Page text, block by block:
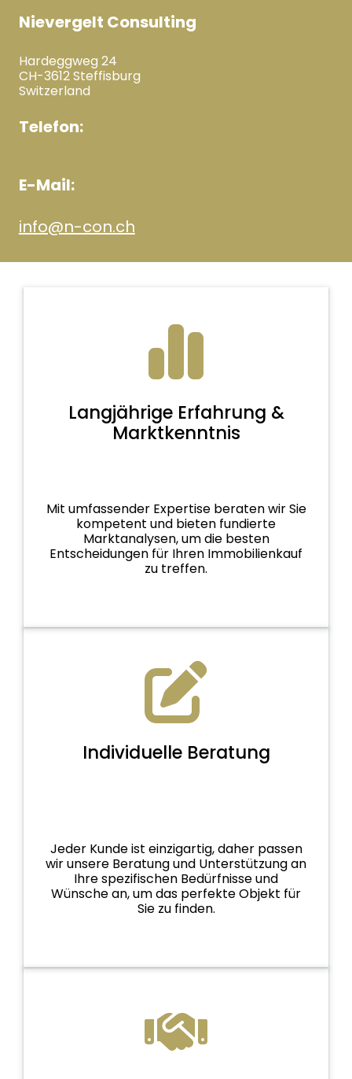
Nievergelt Consulting
Hardeggweg 24
CH-3612 Steffisburg
Switzerland
Telefon:
E-Mail:
info@n-con.ch
Langjährige Erfahrung &
Marktkenntnis
Mit umfassender Expertise beraten wir Sie
kompetent und bieten fundierte
Marktanalysen, um die besten
Entscheidungen für Ihren Immobilienkauf
zu treffen.
Individuelle Beratung
Jeder Kunde ist einzigartig, daher passen
wir unsere Beratung und Unterstützung an
Ihre spezifischen Bedürfnisse und
Wünsche an, um das perfekte Objekt für
Sie zu finden.